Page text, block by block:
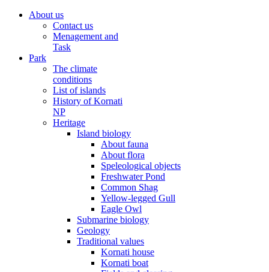
About us
Contact us
Menagement and
Task
Park
The climate
conditions
List of islands
History of Kornati
NP
Heritage
Island biology
About fauna
About flora
Speleological objects
Freshwater Pond
Common Shag
Yellow-legged Gull
Eagle Owl
Submarine biology
Geology
Traditional values
Kornati house
Kornati boat